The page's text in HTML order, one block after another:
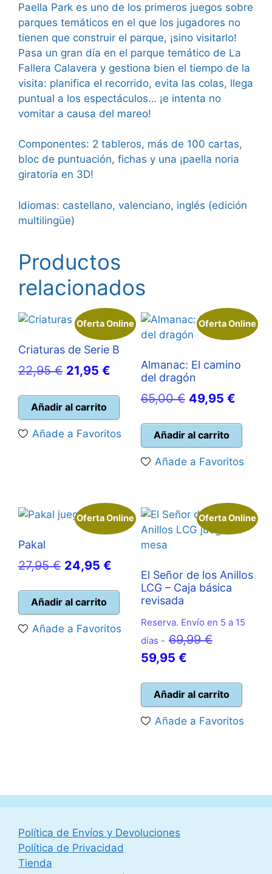
Paella Park es uno de los primeros juegos sobre
parques temáticos en el que los jugadores no
tienen que construir el parque, ¡sino visitarlo!
Pasa un gran día en el parque temático de La
Fallera Calavera y gestiona bien el tiempo de la
visita: planifica el recorrido, evita las colas, llega
puntual a los espectáculos… ¡e intenta no
vomitar a causa del mareo!
Componentes: 2 tableros, más de 100 cartas,
bloc de puntuación, fichas y una ¡paella noria
giratoria en 3D!
Idiomas: castellano, valenciano, inglés (edición
multilingüe)
Productos
relacionados
Oferta Online
Criaturas de Serie B
22,95€ El
original
era:
22,95 €.
21,95 €
actual
es:
21,95 €.
Añadir al carrito
Añade a Favoritos
Oferta Online
Almanac: El camino
del dragón
65,00€ El
original
era:
65,00 €.
49,95 €El
es:
49,95
Añadir al carrito
Añade a Favoritos
Oferta Online
Pakal
27,95€ El
original
era:
27,95 €.
24,95 €
precio
actual
es:
24,95 €.
Añadir al carrito
Añade a Favoritos
Oferta Online
El Señor de los Anillos
LCG – Caja básica
revisada
Reserva. Envío en 5 a 15
días - 69,99€El
era:
69,99 €.
59,95 €El
actual
es:
59,95 €.
Añadir al carrito
Añade a Favoritos
Política de Envíos y Devoluciones
Política de Privacidad
Tienda